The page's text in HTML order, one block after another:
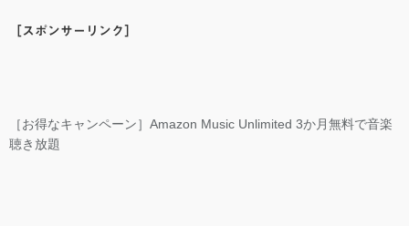
［スポンサーリンク］
［お得なキャンペーン］Amazon Music Unlimited 3か月無料で音楽
聴き放題